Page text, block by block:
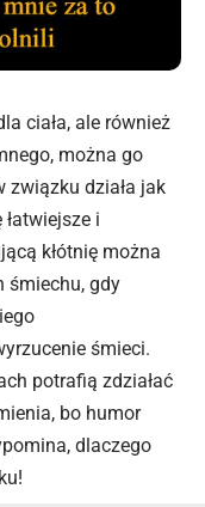
ciała, ale również
można go
związku działa jak
i
kłótnię można
śmiechu, gdy
śmieci.
potrafią zdziałać
bo humor
dlaczego